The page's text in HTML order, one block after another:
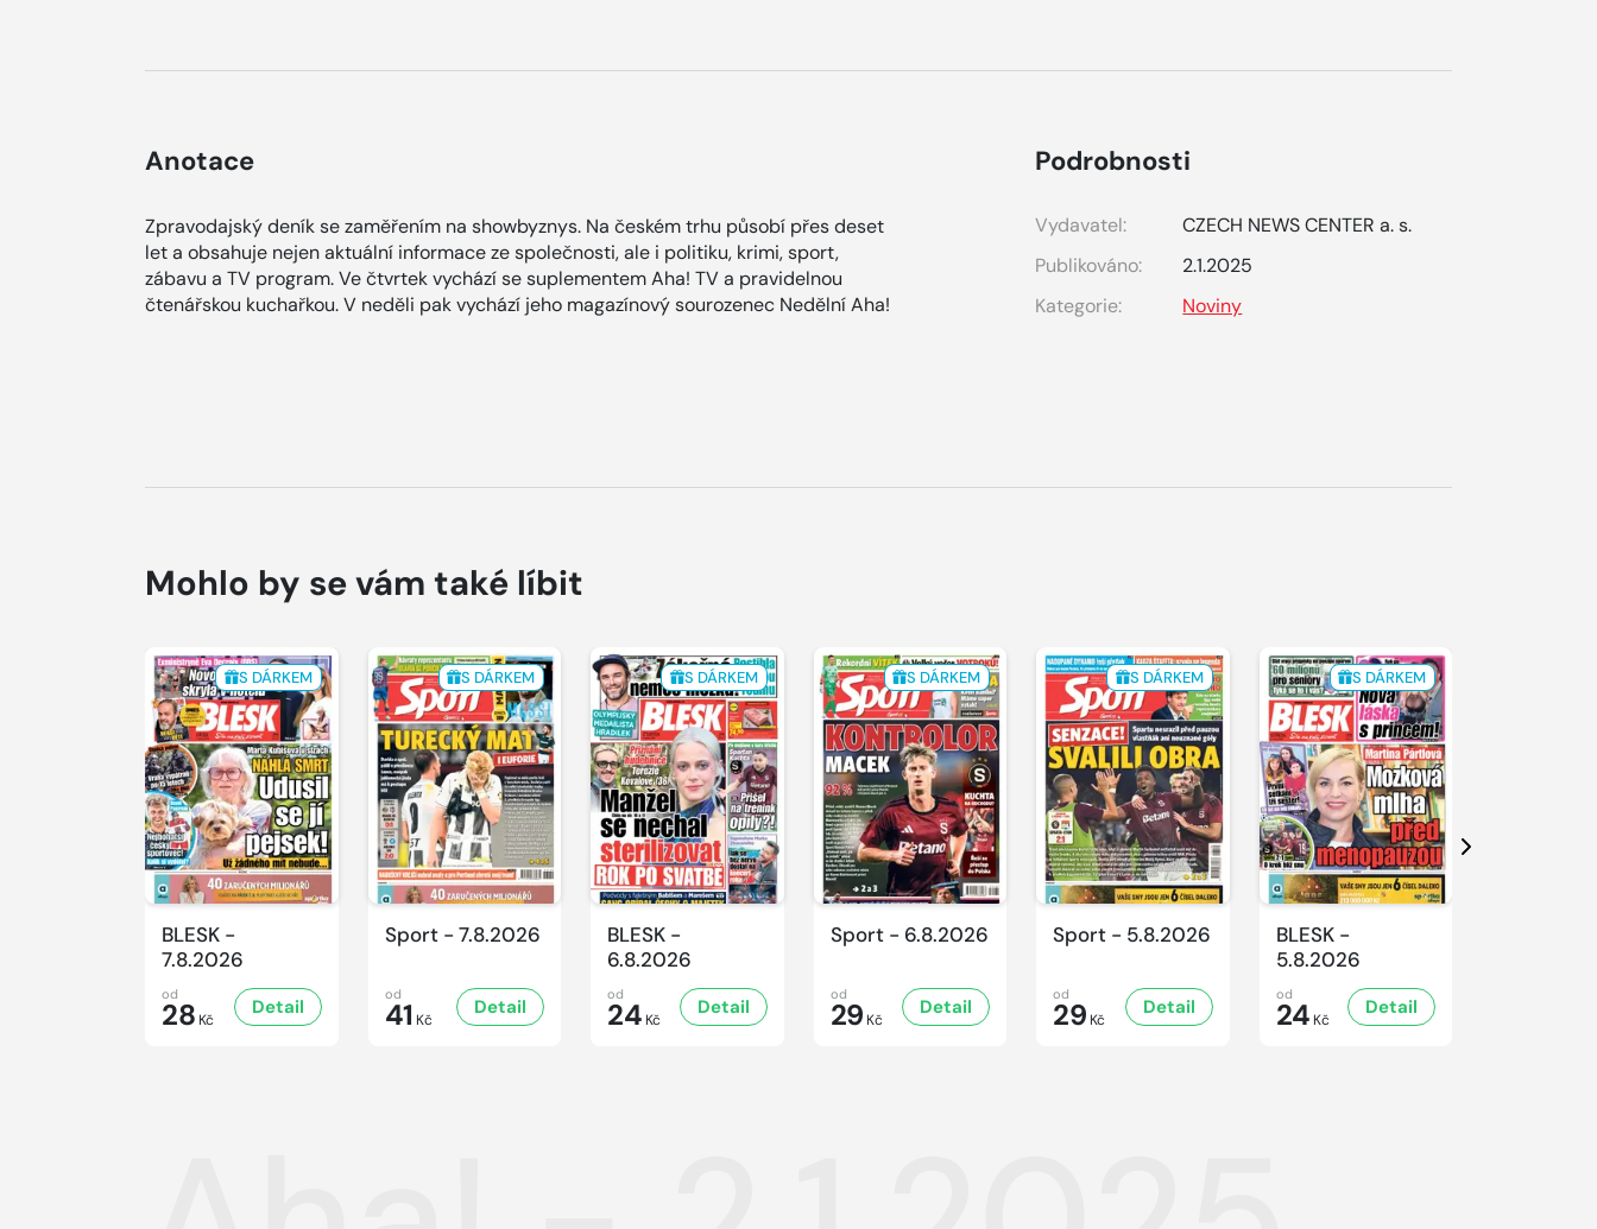
Anotace
Zpravodajský deník se zaměřením na showbyznys. Na českém trhu působí přes deset
let a obsahuje nejen aktuální informace ze společnosti, ale i politiku, krimi, sport,
zábavu a TV program. Ve čtvrtek vychází se suplementem Aha! TV a pravidelnou
čtenářskou kuchařkou. V neděli pak vychází jeho magazínový sourozenec Nedělní Aha!
Podrobnosti
Vydavatel:
CZECH NEWS CENTER a. s.
Publikováno:
2.1.2025
Kategorie:
Noviny
Mohlo by se vám také líbit
S DÁRKEM
BLESK -
7.8.2026
od
28 Kč
Detail
S DÁRKEM
Sport - 7.8.2026
od
41 Kč
Detail
S DÁRKEM
BLESK -
6.8.2026
od
24 Kč
Detail
S DÁRKEM
Sport - 6.8.2026
od
29 Kč
Detail
S DÁRKEM
Sport - 5.8.2026
od
29 Kč
Detail
S DÁRKEM
BLESK -
5.8.2026
od
24 Kč
Detail
Další